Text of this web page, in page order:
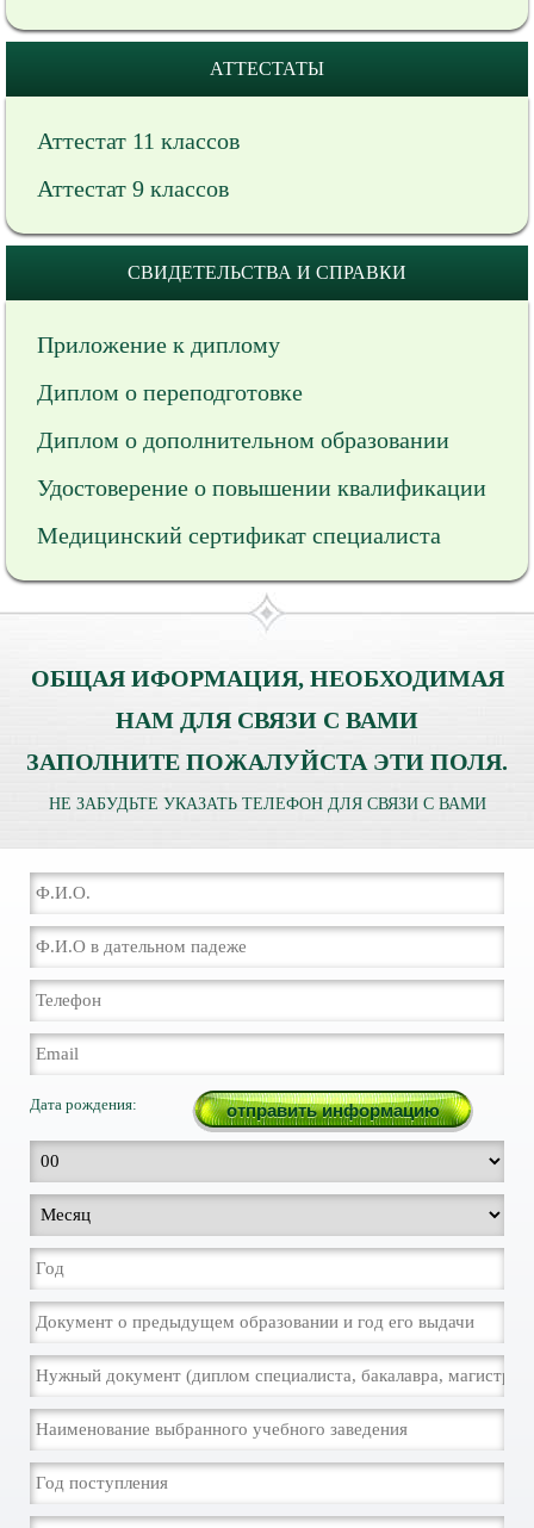
АТТЕСТАТЫ
Аттестат 11 классов
Аттестат 9 классов
СВИДЕТЕЛЬСТВА И СПРАВКИ
Приложение к диплому
Диплом о переподготовке
Диплом о дополнительном образовании
Удостоверение о повышении квалификации
Медицинский сертификат специалиста
ОБЩАЯ ИФОРМАЦИЯ, НЕОБХОДИМАЯ
НАМ ДЛЯ СВЯЗИ С ВАМИ
ЗАПОЛНИТЕ ПОЖАЛУЙСТА ЭТИ ПОЛЯ.
НЕ ЗАБУДЬТЕ УКАЗАТЬ ТЕЛЕФОН ДЛЯ СВЯЗИ С ВАМИ
Дата рождения: